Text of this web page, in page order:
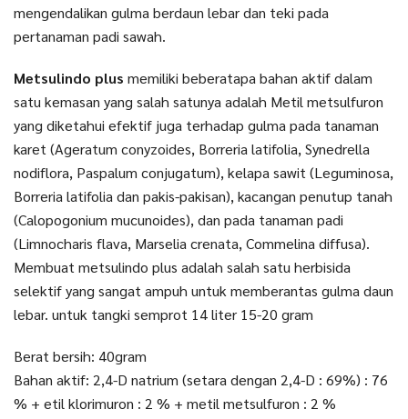
mengendalikan gulma berdaun lebar dan teki pada
pertanaman padi sawah.
Metsulindo plus memiliki beberatapa bahan aktif dalam
satu kemasan yang salah satunya adalah Metil metsulfuron
yang diketahui efektif juga terhadap gulma pada tanaman
karet (Ageratum conyzoides, Borreria latifolia, Synedrella
nodiflora, Paspalum conjugatum), kelapa sawit (Leguminosa,
Borreria latifolia dan pakis-pakisan), kacangan penutup tanah
(Calopogonium mucunoides), dan pada tanaman padi
(Limnocharis flava, Marselia crenata, Commelina diffusa).
Membuat metsulindo plus adalah salah satu herbisida
selektif yang sangat ampuh untuk memberantas gulma daun
lebar. untuk tangki semprot 14 liter 15-20 gram
Berat bersih: 40gram
Bahan aktif: 2,4-D natrium (setara dengan 2,4-D : 69%) : 76
% + etil klorimuron : 2 % + metil metsulfuron : 2 %